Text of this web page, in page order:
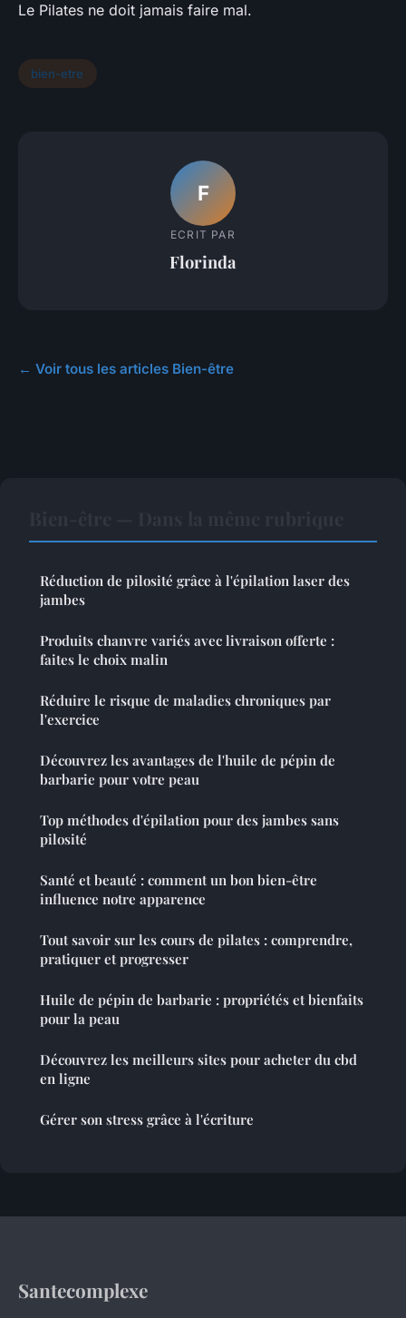
Le Pilates ne doit jamais faire mal.
bien-etre
F
ECRIT PAR
Florinda
← Voir tous les articles Bien-être
Réduction de pilosité grâce à l'épilation laser des
jambes
Produits chanvre variés avec livraison offerte :
faites le choix malin
Réduire le risque de maladies chroniques par
l'exercice
Découvrez les avantages de l'huile de pépin de
barbarie pour votre peau
Top méthodes d'épilation pour des jambes sans
pilosité
Santé et beauté : comment un bon bien-être
influence notre apparence
Tout savoir sur les cours de pilates : comprendre,
pratiquer et progresser
Huile de pépin de barbarie : propriétés et bienfaits
pour la peau
Découvrez les meilleurs sites pour acheter du cbd
en ligne
Gérer son stress grâce à l'écriture
Santecomplexe